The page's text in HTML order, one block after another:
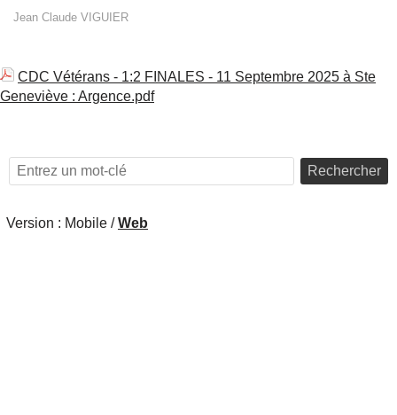
Jean Claude VIGUIER
CDC Vétérans - 1:2 FINALES - 11 Septembre 2025 à Ste
Geneviève : Argence.pdf
Rechercher
Version : Mobile /Web